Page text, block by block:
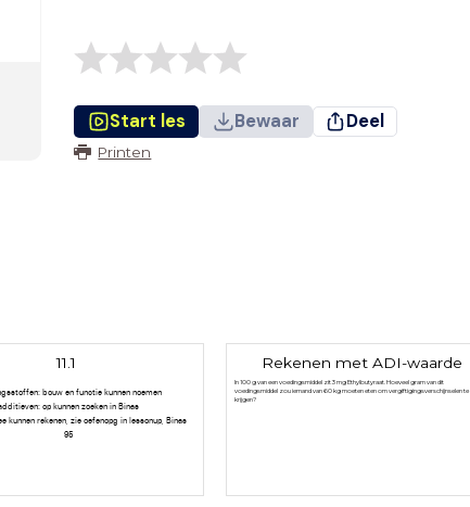
Start les Bewaar Deel
Printen
11.1
bouw en functie kunnen noemen
op kunnen zoeken in Binas
kunnen rekenen, zie oefenopg in lessonup, Binas
95
Rekenen met ADI-waarde
In 100 g van een voedingsmiddel zit 3 mg Ethylbutyraat. Hoeveel gram van dit
voedingsmiddel zou iemand van 60 kg moeten eten om vergiftigingsverschijnselen te
krijgen?